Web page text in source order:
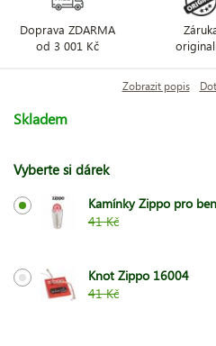
Doprava ZDARMA
od 3 001 Kč
Zobrazit popis
Skladem
Vyberte si dárek
Kamínky Zippo pro
41 Kč
Knot Zippo 16004
41 Kč